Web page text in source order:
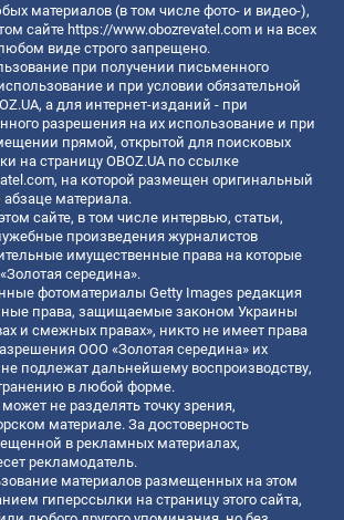
материалов (в том числе фото- и видео-),
сайте https://www.obozrevatel.com и на всех
виде строго запрещено.
при получении письменного
и при условии обязательной
а для интернет-изданий - при
разрешения на их использование и при
прямой, открытой для поисковых
на страницу OBOZ.UA по ссылке
, на которой размещен оригинальный
материала.
сайте, в том числе интервью, статьи,
произведения журналистов
имущественные права на которые
середина».
фотоматериалы Getty Images редакция
права, защищаемые законом Украины
и смежных правах», никто не имеет права
ООО «Золотая середина» их
подлежат дальнейшему воспроизводству,
в любой форме.
не разделять точку зрения,
материале. За достоверность
в рекламных материалах,
рекламодатель.
материалов размещенных на этом
гиперссылки на страницу этого сайта,